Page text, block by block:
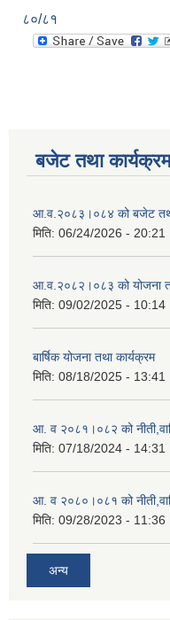
८०/८१
बजेट तथा कार्यक्रम
आ.व.२०८३।०८४ को बजेट
मिति: 06/24/2026 - 20:21
आ.व.२०८२।०८३ को योजना
मिति: 09/02/2025 - 10:14
बार्षिक योजना तथा कार्यक्रम
मिति: 08/18/2025 - 13:41
आ. व २०८१।०८२ को
मिति: 07/18/2024 - 14:31
आ. व २०८०।०८१ को
मिति: 09/28/2023 - 11:36
अन्य